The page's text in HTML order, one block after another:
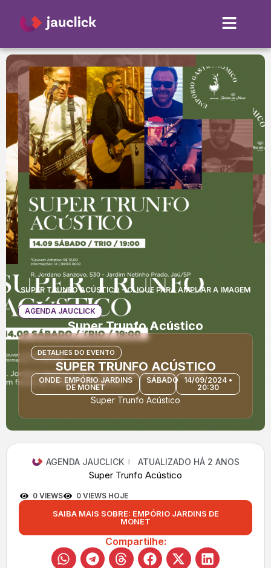
AGENDA JAUCLICK
Super Trunfo Acústico
DETALHES DO EVENTO
SUPER TRUNFO ACÚSTICO
ONDE: EMPÓRIO JARDINS
DE MONET
SÁBADO
14/09/2024 •
20:30
Super Trunfo Acústico
SUPER TRUNFO ACÚSTICO - CLIQUE PARA AMPLIAR A IMAGEM
AGENDA JAUCLICK ATUALIZADO HÁ 2 ANOS
Super Trunfo Acústico
0 VIEWS 0 VIEWS HOJE
SAIBA MAIS SOBRE: EMPÓRIO JARDINS DE
MONET
Compartilhe: